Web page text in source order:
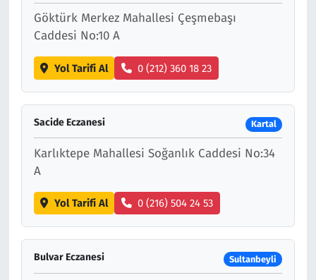
Göktürk Merkez Mahallesi Çeşmebaşı
Caddesi No:10 A
Yol Tarifi Al 0 (212) 360 18 23
Sacide Eczanesi Kartal
Karlıktepe Mahallesi Soğanlık Caddesi No:34
A
Yol Tarifi Al 0 (216) 504 24 53
Bulvar Eczanesi Sultanbeyli